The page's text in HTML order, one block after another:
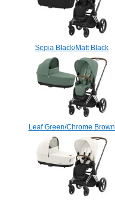
Sepia Black/Matt Black
Leaf Green/Chrome Brown